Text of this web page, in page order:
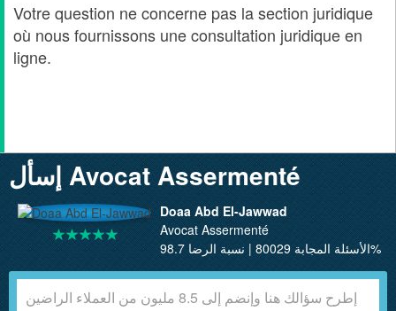
Votre question ne concerne pas la section juridique
où nous fournissons une consultation juridique en
ligne.
إسأل Avocat Assermenté
Doaa Abd El-Jawwad
Avocat Assermenté
الأسئلة المجابة 80029 | نسبة الرضا 98.7%